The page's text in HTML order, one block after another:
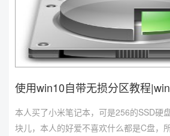
使用win10自带无损分区教程
本人买了小米笔记本，可是256的SSD硬
块儿，本人的好爱不喜欢什么都是C盘，